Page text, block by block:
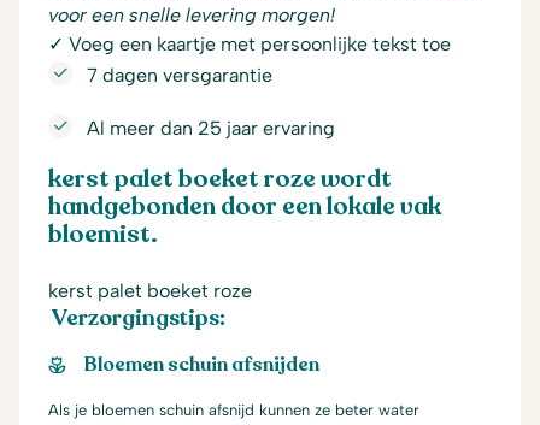
voor een snelle levering morgen!
✓ Voeg een kaartje met persoonlijke tekst toe
7 dagen versgarantie
Al meer dan 25 jaar ervaring
kerst palet boeket roze wordt
handgebonden door een lokale vak
bloemist.
kerst palet boeket roze
Verzorgingstips:
Bloemen schuin afsnijden
Als je bloemen schuin afsnijd kunnen ze beter water